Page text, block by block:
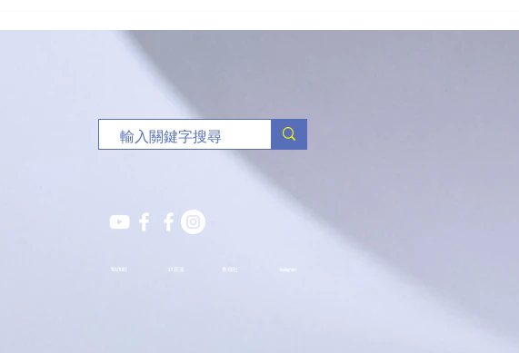
比賽花絮
班熱烈招生中！ 🥏
YOUTUBE S.Y.部落 薈穗社 Instagram